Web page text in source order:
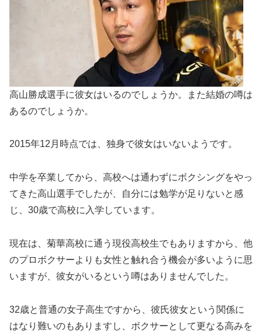
高山勝成選手に彼女はいるのでしょうか。また結婚の噂は
あるのでしょうか。
2015年12月時点では、独身で彼女はいないようです。
中学を卒業してから、高校へは通わずにボクシングをやっ
てきた高山選手でしたが、自分には勉学が足りないと感
じ、30歳で高校に入学しています。
現在は、菊華高校に通う現役高校生でもありますから、他
のプロボクサーよりも女性と触れ合う機会が多いように思
いますが、彼女がいるという噂はありませんでした。
32歳と普通の女子高生ですから、彼氏彼女という関係に
はなり難いのもありますし、ボクサーとして更なる高みを